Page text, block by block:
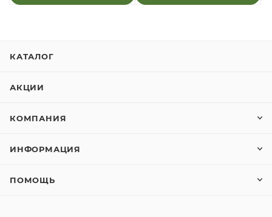
КАТАЛОГ
АКЦИИ
КОМПАНИЯ
ИНФОРМАЦИЯ
ПОМОЩЬ